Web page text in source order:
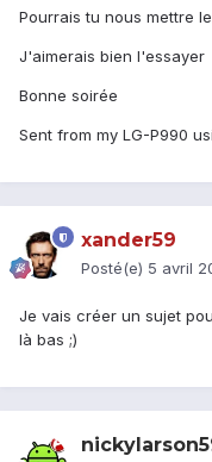
Pourrais tu nous mettre
J'aimerais bien l'essayer
Bonne soirée
Sent from my LG-P990
xander59
Posté(e) 5 avril
Je vais créer un sujet
là bas ;)